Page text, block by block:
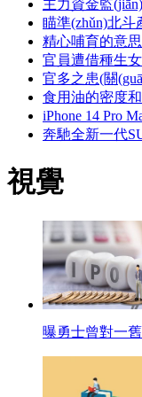
主力資金監
瞄準(zhǔn)北斗
精心哺育的意
官員遭借種生
官多之患(關
食用油的密度
iPhone 14 Pro
奔馳全新一代
視覺
曝勇士曾對一